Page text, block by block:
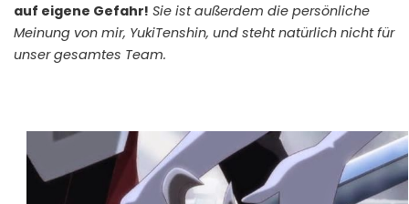
auf eigene Gefahr! Sie ist außerdem die persönliche
Meinung von mir, YukiTenshin, und steht natürlich nicht für
unser gesamtes Team.